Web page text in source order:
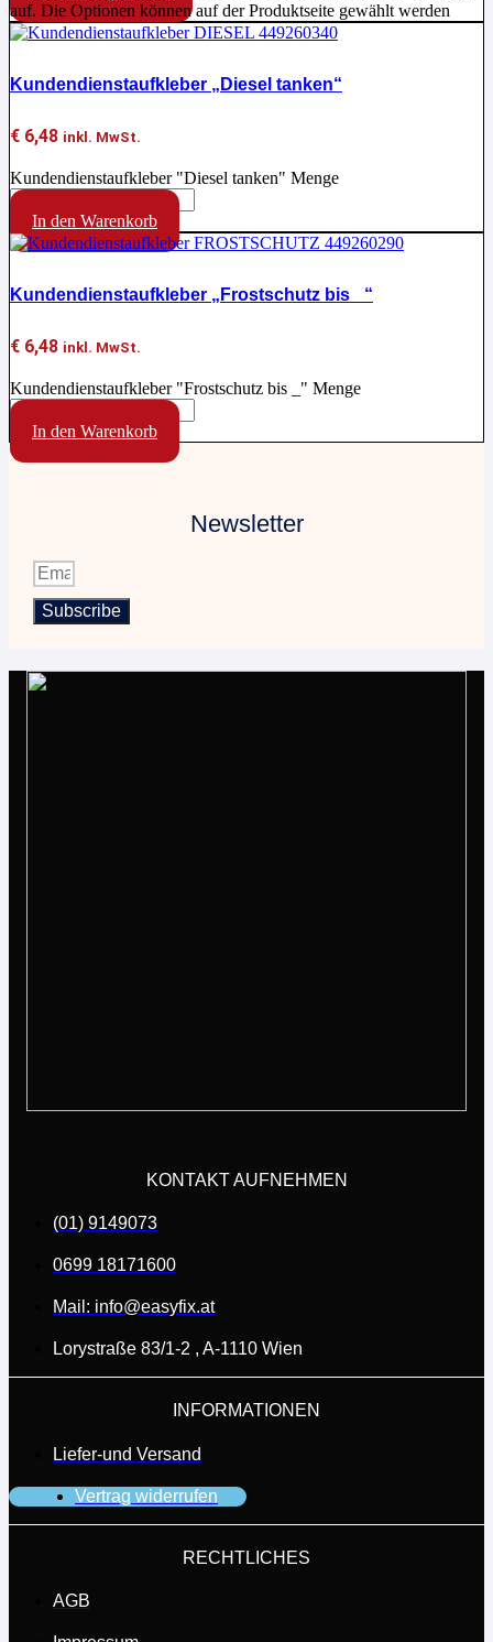
auf. Die Optionen können auf der Produktseite gewählt werden
Kundendienstaufkleber „Diesel tanken“
€ 6,48 inkl. MwSt.
Kundendienstaufkleber "Diesel tanken" Menge
In den Warenkorb
Kundendienstaufkleber „Frostschutz bis _“
€ 6,48 inkl. MwSt.
Kundendienstaufkleber "Frostschutz bis _" Menge
In den Warenkorb
Newsletter
Subscribe
KONTAKT AUFNEHMEN
(01) 9149073
0699 18171600
Mail: info@easyfix.at
Lorystraße 83/1-2 , A-1110 Wien
INFORMATIONEN
Liefer-und Versand
Vertrag widerrufen
RECHTLICHES
AGB